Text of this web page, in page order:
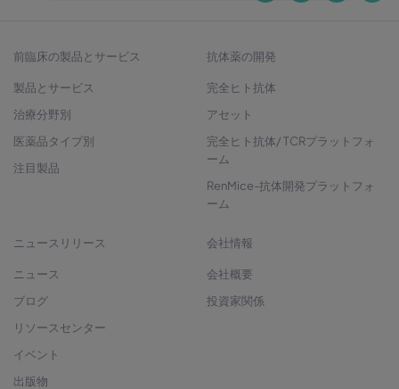
前臨床の製品とサービス
製品とサービス
治療分野別
医薬品タイプ別
注目製品
抗体薬の開発
完全ヒト抗体
アセット
完全ヒト抗体/ TCRプラットフォ
ーム
RenMice-抗体開発プラットフォ
ーム
ニュースリリース
ニュース
ブログ
リソースセンター
イベント
出版物
会社情報
会社概要
投資家関係